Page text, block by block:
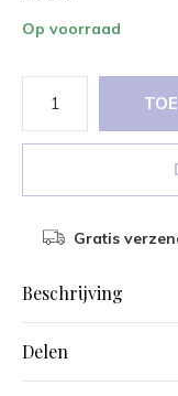
Op voorraad
Gratis
Beschrijving
Delen